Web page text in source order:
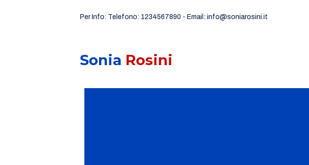
Per Info: Telefono: 1234567890 - Email: info@soniarosini.it
Sonia Rosini